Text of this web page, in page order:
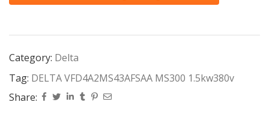
Category: Delta
Tag: DELTA VFD4A2MS43AFSAA MS300 1.5kw380v
Share: